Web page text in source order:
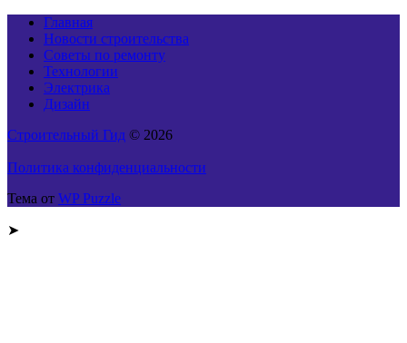
Главная
Новости строительства
Советы по ремонту
Технологии
Электрика
Дизайн
Строительный Гид © 2026
Политика конфиденциальности
Тема от WP Puzzle
➤